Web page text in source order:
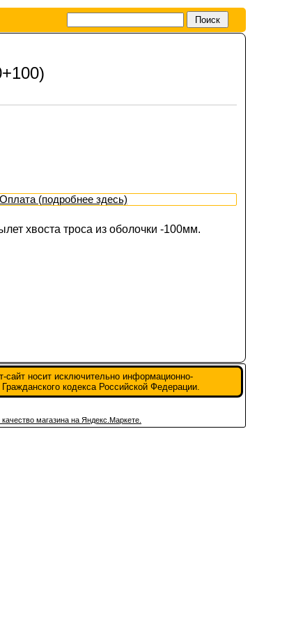
(подробнее здесь)
хвоста троса из оболочки -100мм.
сайт носит исключительно информационно-
кодекса Российской Федерации.